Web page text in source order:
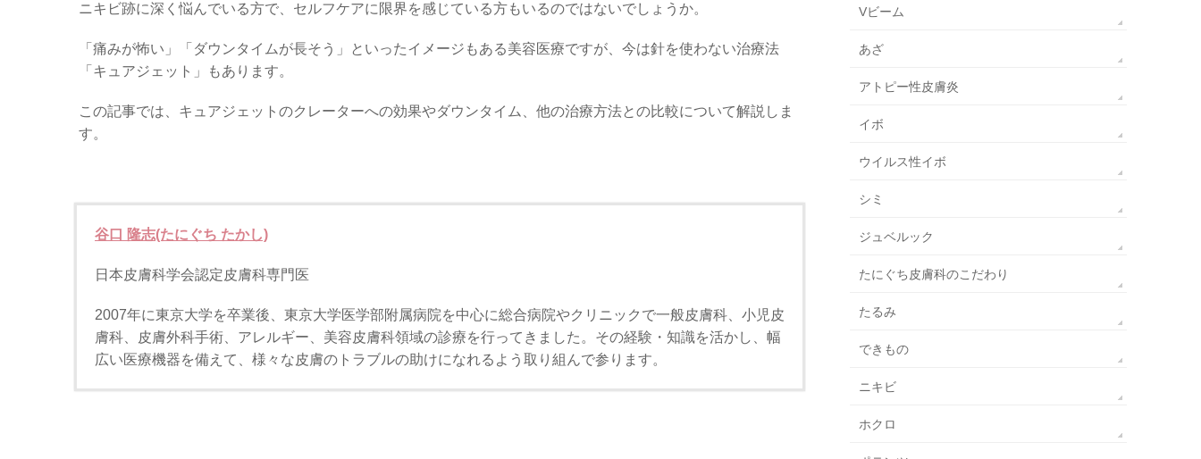
ニキビ跡に深く悩んでいる方で、セルフケアに限界を感じている方もいるのではないでしょうか。
「痛みが怖い」「ダウンタイムが長そう」といったイメージもある美容医療ですが、今は針を使わない治療法
「キュアジェット」もあります。
この記事では、キュアジェットのクレーターへの効果やダウンタイム、他の治療方法との比較について解説しま
す。
谷口 隆志(たにぐち たかし)
日本皮膚科学会認定皮膚科専門医
2007年に東京大学を卒業後、東京大学医学部附属病院を中心に総合病院やクリニックで一般皮膚科、小児皮
膚科、皮膚外科手術、アレルギー、美容皮膚科領域の診療を行ってきました。その経験・知識を活かし、幅
広い医療機器を備えて、様々な皮膚のトラブルの助けになれるよう取り組んで参ります。
Vビーム
あざ
アトピー性皮膚炎
イボ
ウイルス性イボ
シミ
ジュベルック
たにぐち皮膚科のこだわり
たるみ
できもの
ニキビ
ホクロ